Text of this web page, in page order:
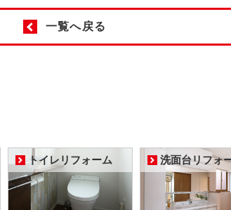
一覧へ戻る
トイレリフォーム 洗面台リフォ